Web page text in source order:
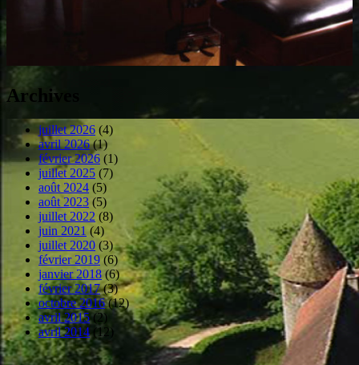
Archives
juillet 2026 (4)
avril 2026(1)
février 2026 (1)
juillet 2025 (7)
août 2024 (5)
août 2023 (5)
juillet 2022 (8)
juin 2021 (4)
juillet 2020 (3)
février 2019 (6)
janvier 2018 (6)
février 2017(3)
octobre 2016(12)
avril 2015(2)
avril 2014 (12)